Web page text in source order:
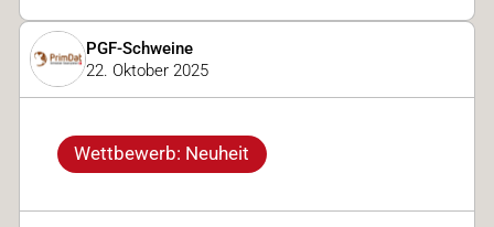
PGF-Schweine
22. Oktober 2025
Wettbewerb: Neuheit